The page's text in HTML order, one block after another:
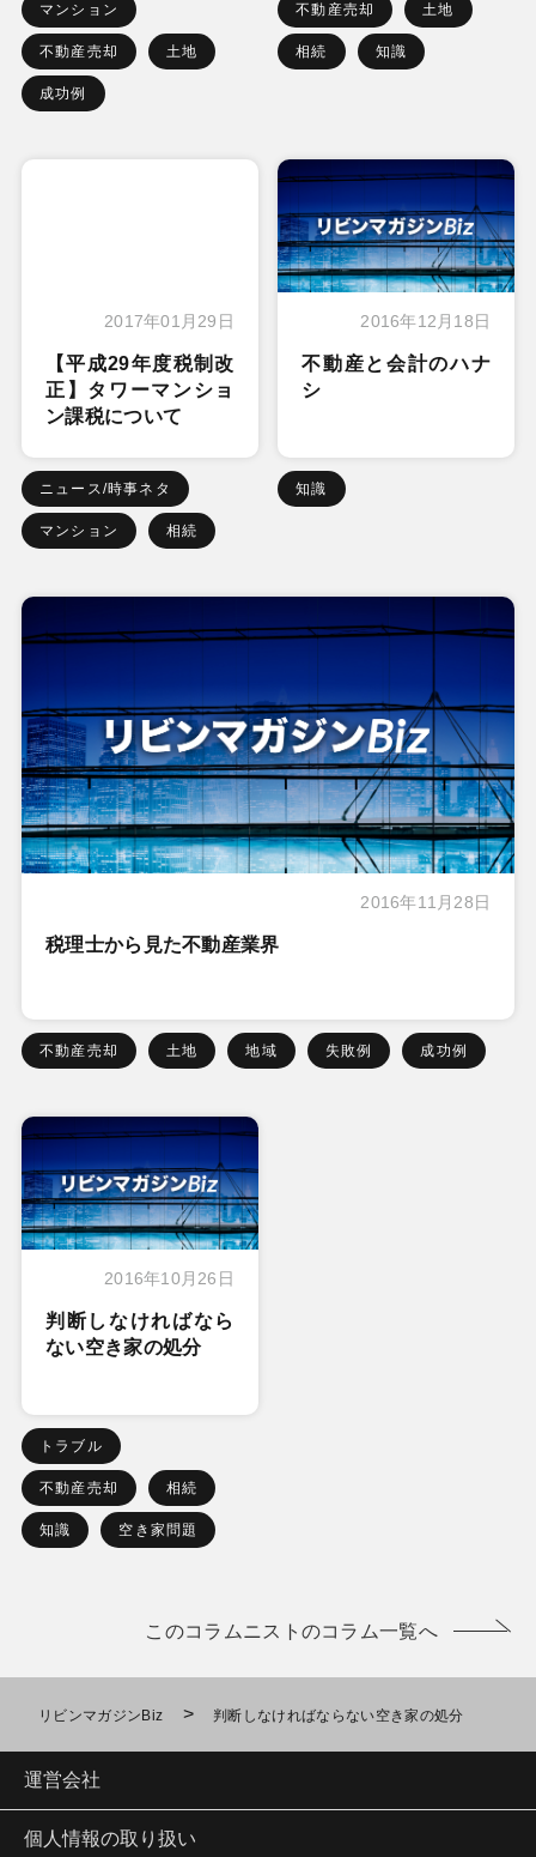
マンション
不動産売却 土地
成功例
不動産売却 土地
相続 知識
2017年01月29日
【平成29年度税制改
正】タワーマンショ
ン課税について
ニュース/時事ネタ
マンション 相続
2016年12月18日
不動産と会計のハナ
シ
知識
2016年11月28日
税理士から見た不動産業界
不動産売却 土地 地域 失敗例 成功例
2016年10月26日
判断しなければなら
ない空き家の処分
トラブル
不動産売却 相続
知識 空き家問題
このコラムニストのコラム一覧へ
リビンマガジンBiz > 判断しなければならない空き家の処分
運営会社
個人情報の取り扱い